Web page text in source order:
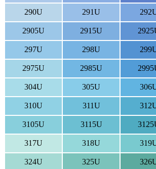
290U 291U
2905U 2915U
297U 298U
2975U 2985U
304U 305U
310U 311U
3105U 3115U
317U 318U
324U 325U